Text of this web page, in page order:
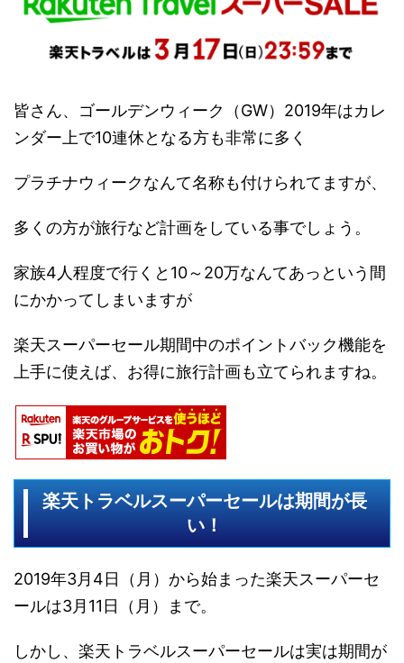
皆さん、ゴールデンウィーク（GW）2019年はカレ
ンダー上で10連休となる方も非常に多く
プラチナウィークなんて名称も付けられてますが、
多くの方が旅行など計画をしている事でしょう。
家族4人程度で行くと10～20万なんてあっという間
にかかってしまいますが
楽天スーパーセール期間中のポイントバック機能を
上手に使えば、お得に旅行計画も立てられますね。
楽天トラベルスーパーセールは期間が長
い！
2019年3月4日（月）から始まった楽天スーパーセ
ールは3月11日（月）まで。
しかし、楽天トラベルスーパーセールは実は期間が